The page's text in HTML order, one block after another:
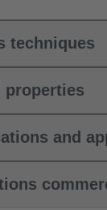
techniques
properties
and